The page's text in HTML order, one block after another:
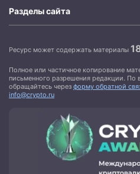
Разделы сайта
Ресурс может содержать материалы
Полное или частичное копирование
письменного разрешения редакции. По
обращайтесь через форму обратной
info@crypto.ru